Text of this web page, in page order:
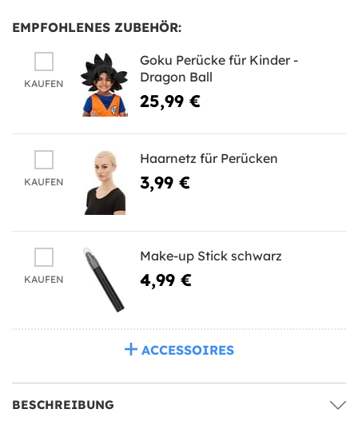
EMPFOHLENES ZUBEHÖR:
KAUFEN
Goku Perücke für Kinder -
Dragon Ball
25,99 €
KAUFEN
Haarnetz für Perücken
3,99 €
KAUFEN
Make-up Stick schwarz
4,99 €
ACCESSOIRES
BESCHREIBUNG